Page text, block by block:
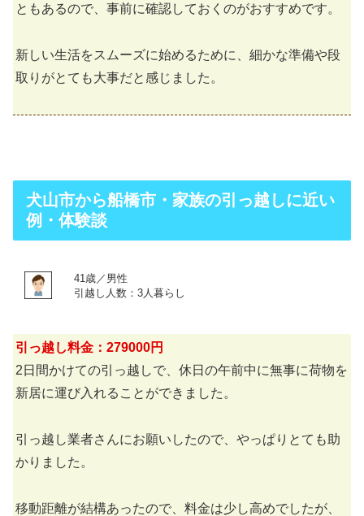
ともあるので、事前に確認しておくのがおすすめです。
新しい生活をスムーズに始めるために、細かな準備や段
取りがとても大事だと感じました。
犬山市から船橋市・家族の引っ越しに近い
例・体験談
41歳／男性
引越し人数：3人暮らし
引っ越し料金：279000円
2日間かけての引っ越しで、休日の午前中に無事に荷物を
新居に運び入れることができました。
引っ越し業者さんにお願いしたので、やっぱりとても助
かりました。
移動距離が結構あったので、料金は少し高めでしたが、